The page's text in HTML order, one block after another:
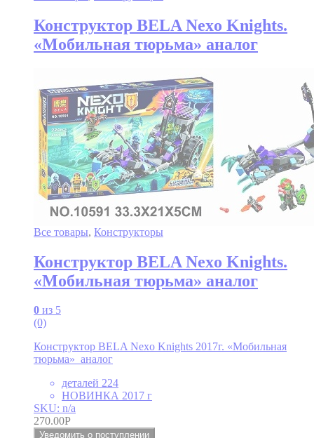
Конструктор BELA Nexo Knights.
«Мобильная тюрьма» аналог
Все товары, Конструкторы
Конструктор BELA Nexo Knights.
«Мобильная тюрьма» аналог
0 из 5
(0)
Конструктор BELA Nexo Knights 2017г. «Мобильная
тюрьма» аналог
деталей 224
НОВИНКА 2017 г
SKU: n/a
270.00Р
Уведомить о поступлении